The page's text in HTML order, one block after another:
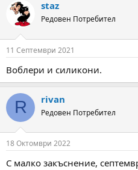
staz
Редовен Потребител
11 Септември 2021
Воблери и силикони.
R rivan
Редовен Потребител
18 Октомври 2022
С малко закъснение,